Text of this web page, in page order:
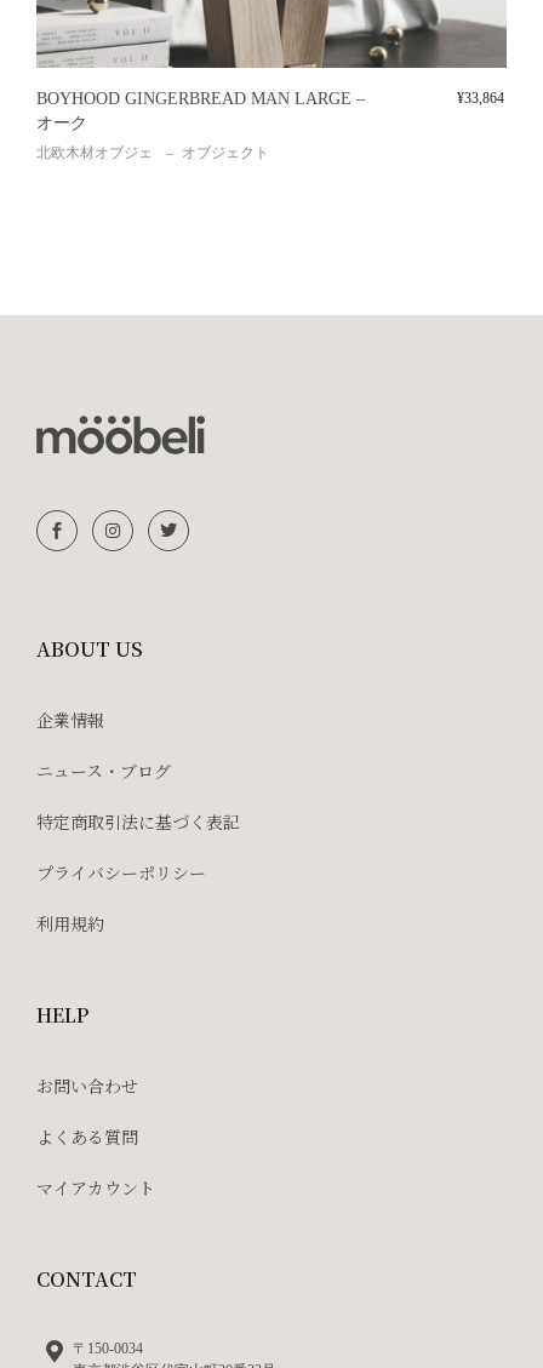
BOYHOOD GINGERBREAD MAN LARGE –
オーク
北欧木材オブジェ オブジェクト
¥33,864
ABOUT US
企業情報
ニュース・ブログ
特定商取引法に基づく表記
プライバシーポリシー
利用規約
HELP
お問い合わせ
よくある質問
マイアカウント
CONTACT
〒150-0034